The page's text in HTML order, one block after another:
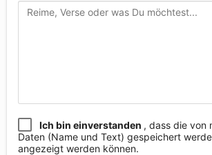
Ich bin einverstanden , dass die von
Daten (Name und Text) gespeichert
angezeigt werden können.